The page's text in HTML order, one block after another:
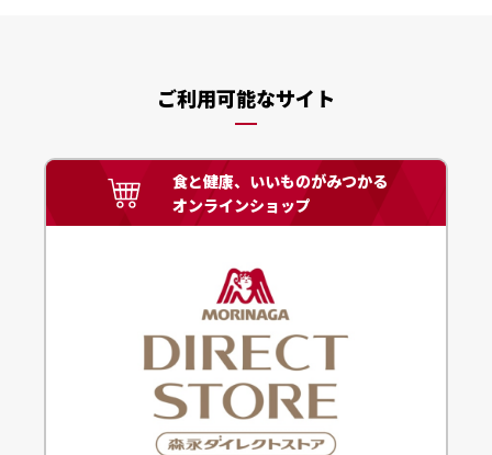
ご利用可能なサイト
食と健康、いいものがみつかる
オンラインショップ